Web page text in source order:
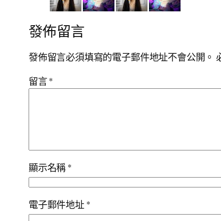
發佈留言
發佈留言必須填寫的電子郵件地址不會公開。
留言*
顯示名稱*
電子郵件地址*